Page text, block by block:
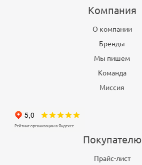
Компания
О компании
Бренды
Мы пишем
Команда
Миссия
Покупателю
Прайс-лист